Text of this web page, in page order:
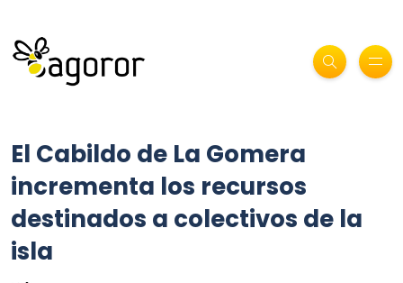
El Cabildo de La Gomera
incrementa los recursos
destinados a colectivos de la
isla